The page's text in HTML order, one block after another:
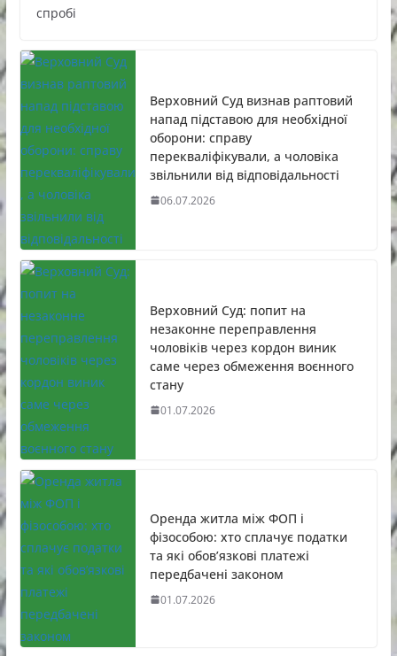
спробі
Верховний Суд визнав раптовий
напад підставою для необхідної
оборони: справу
перекваліфікували, а чоловіка
звільнили від відповідальності
06.07.2026
Верховний Суд: попит на
незаконне переправлення
чоловіків через кордон виник
саме через обмеження воєнного
стану
01.07.2026
Оренда житла між ФОП і
фізособою: хто сплачує податки
та які обов’язкові платежі
передбачені законом
01.07.2026